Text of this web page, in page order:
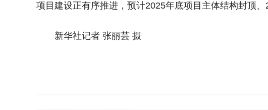
项目建设正有序推进，预计2025年底项目主体结构封顶、
新华社记者 张丽芸 摄